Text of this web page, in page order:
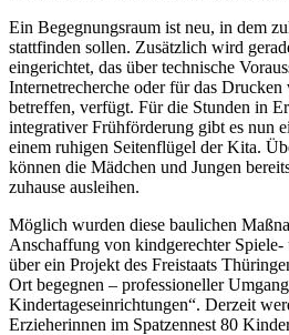
Ein Begegnungsraum ist neu, in dem
stattfinden sollen. Zusätzlich wird
eingerichtet, das über technische
Internetrecherche oder für das
betreffen, verfügt. Für die Stunden in
integrativer Frühförderung gibt es nun
einem ruhigen Seitenflügel der Kita.
können die Mädchen und Jungen
zuhause ausleihen.
Möglich wurden diese baulichen
Anschaffung von kindgerechter Spiele-
über ein Projekt des Freistaats
Ort begegnen – professioneller
Kindertageseinrichtungen“. Derzeit
Erzieherinnen im Spatzennest 80